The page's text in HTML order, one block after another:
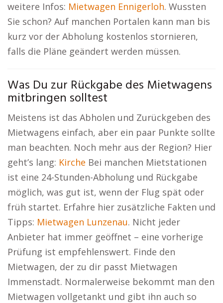
weitere Infos: Mietwagen Ennigerloh. Wussten
Sie schon? Auf manchen Portalen kann man bis
kurz vor der Abholung kostenlos stornieren,
falls die Pläne geändert werden müssen.
Was Du zur Rückgabe des Mietwagens
mitbringen solltest
Meistens ist das Abholen und Zurückgeben des
Mietwagens einfach, aber ein paar Punkte sollte
man beachten. Noch mehr aus der Region? Hier
geht’s lang: Kirche Bei manchen Mietstationen
ist eine 24-Stunden-Abholung und Rückgabe
möglich, was gut ist, wenn der Flug spät oder
früh startet. Erfahre hier zusätzliche Fakten und
Tipps: Mietwagen Lunzenau. Nicht jeder
Anbieter hat immer geöffnet – eine vorherige
Prüfung ist empfehlenswert. Finde den
Mietwagen, der zu dir passt Mietwagen
Immenstadt. Normalerweise bekommt man den
Mietwagen vollgetankt und gibt ihn auch so